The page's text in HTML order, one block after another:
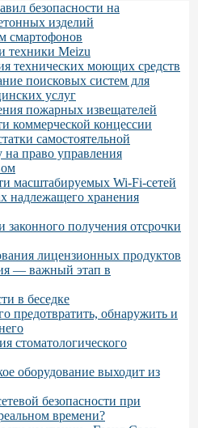
безопасности на
изделий
смартофонов
техники Meizu
технических моющих средств
поисковых систем для
услуг
пожарных извещателей
коммерческой концессии
самостоятельной
на право управления
масштабируемых Wi-Fi-сетей
надлежащего хранения
законного получения отсрочки
лицензионных продуктов
— важный этап в
в беседке
предотвратить, обнаружить и
стоматологического
оборудование выходит из
безопасности при
времени?